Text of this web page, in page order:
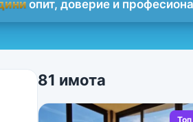
опит, доверие и
81 имота